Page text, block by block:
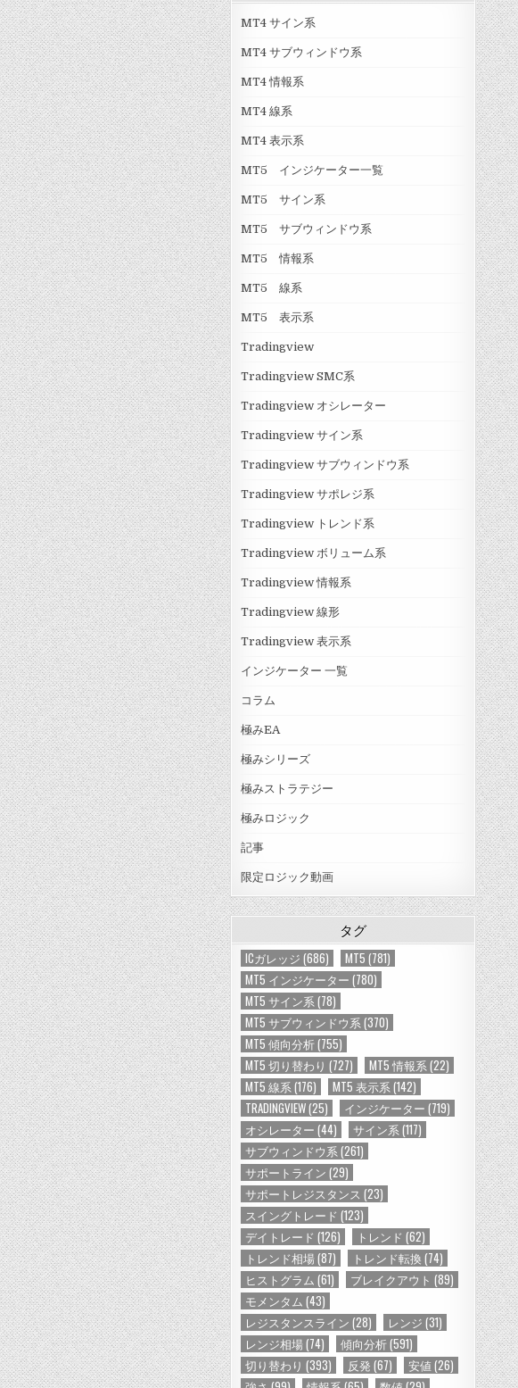
MT4 サイン系
MT4 サブウィンドウ系
MT4 情報系
MT4 線系
MT4 表示系
MT5 インジケーター一覧
MT5 サイン系
MT5 サブウィンドウ系
MT5 情報系
MT5 線系
MT5 表示系
Tradingview
Tradingview SMC系
Tradingview オシレーター
Tradingview サイン系
Tradingview サブウィンドウ系
Tradingview サポレジ系
Tradingview トレンド系
Tradingview ボリューム系
Tradingview 情報系
Tradingview 線形
Tradingview 表示系
インジケーター 一覧
コラム
極みEA
極みシリーズ
極みストラテジー
極みロジック
記事
限定ロジック動画
タグ
ICガレッジ (686) MT5 (781)
MT5 インジケーター (780)
MT5 サイン系(78)
MT5 サブウィンドウ系(370)
MT5 傾向分析(755)
MT5 切り替わり (727) MT5 情報系(22)
MT5 線系(176) MT5 表示系(142)
TRADINGVIEW(25) インジケーター (719)
オシレーター (44) サイン系(117)
サブウィンドウ系(261)
サポートライン (29)
サポートレジスタンス (23)
スイングトレード (123)
デイトレード (126) トレンド (62)
トレンド相場 (87) トレンド転換 (74)
ヒストグラム (61) ブレイクアウト (89)
モメンタム (43)
レジスタンスライン (28) レンジ (31)
レンジ相場 (74) 傾向分析(591)
切り替わり (393) 反発 (67) 安値 (26)